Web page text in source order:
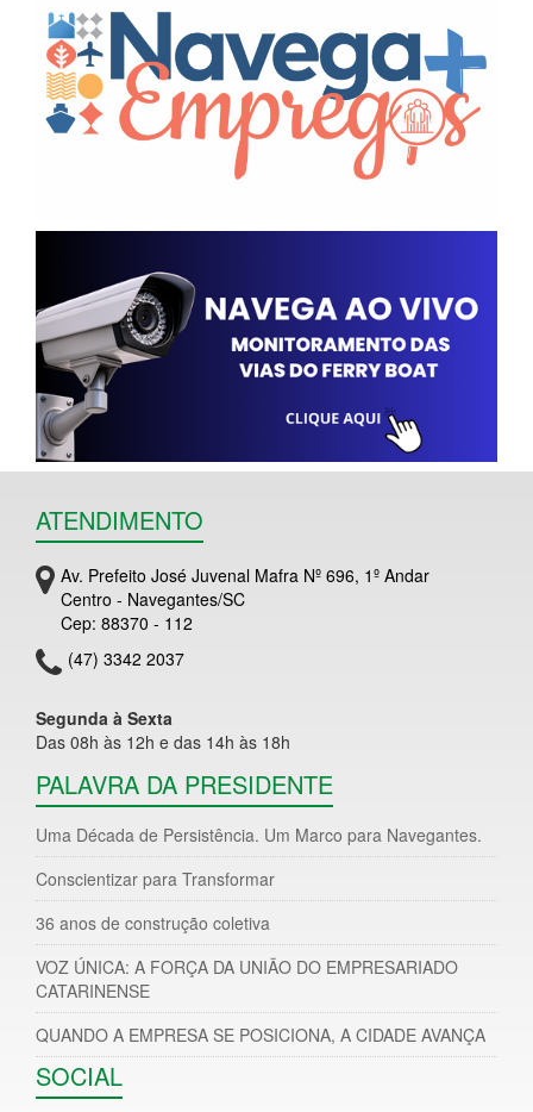
ATENDIMENTO
Av. Prefeito José Juvenal Mafra Nº 696, 1º Andar
Centro - Navegantes/SC
Cep: 88370 - 112
(47) 3342 2037
Segunda à Sexta
Das 08h às 12h e das 14h às 18h
PALAVRA DA PRESIDENTE
Uma Década de Persistência. Um Marco para Navegantes.
Conscientizar para Transformar
36 anos de construção coletiva
VOZ ÚNICA: A FORÇA DA UNIÃO DO EMPRESARIADO
CATARINENSE
QUANDO A EMPRESA SE POSICIONA, A CIDADE AVANÇA
SOCIAL